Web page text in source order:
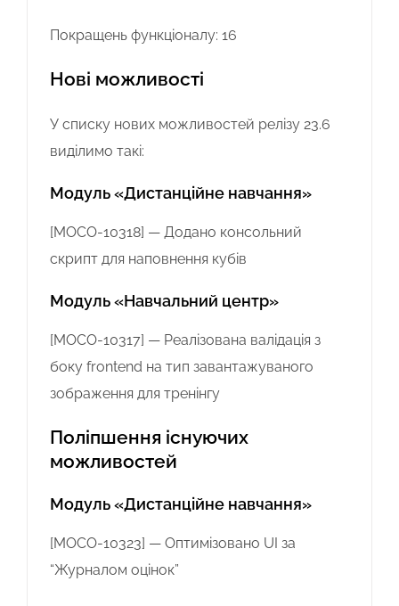
Покращень функціоналу: 16
Нові можливості
У списку нових можливостей релізу 23.6
виділимо такі:
Модуль «Дистанційне навчання»
[MOCO-10318] — Додано консольний
скрипт для наповнення кубів
Модуль «Навчальний центр»
[MOCO-10317] — Реалізована валідація з
боку frontend на тип завантажуваного
зображення для тренінгу
Поліпшення існуючих
можливостей
Модуль «Дистанційне навчання»
[MOCO-10323] — Оптимізовано UI за
“Журналом оцінок”